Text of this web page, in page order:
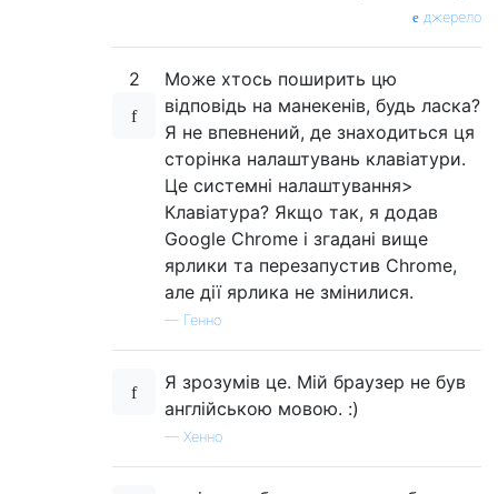
джерело
2
Може хтось поширить цю
відповідь на манекенів, будь ласка?
Я не впевнений, де знаходиться ця
сторінка налаштувань клавіатури.
Це системні налаштування>
Клавіатура? Якщо так, я додав
Google Chrome і згадані вище
ярлики та перезапустив Chrome,
але дії ярлика не змінилися.
— Генно
Я зрозумів це. Мій браузер не був
англійською мовою. :)
— Хенно